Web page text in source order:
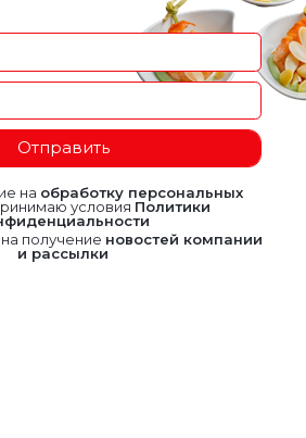
Отправить
на обработку персональных
условия Политики
получение новостей компании
и рассылки